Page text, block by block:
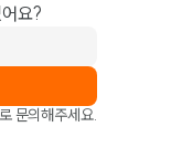
요?
로 문의해주세요.